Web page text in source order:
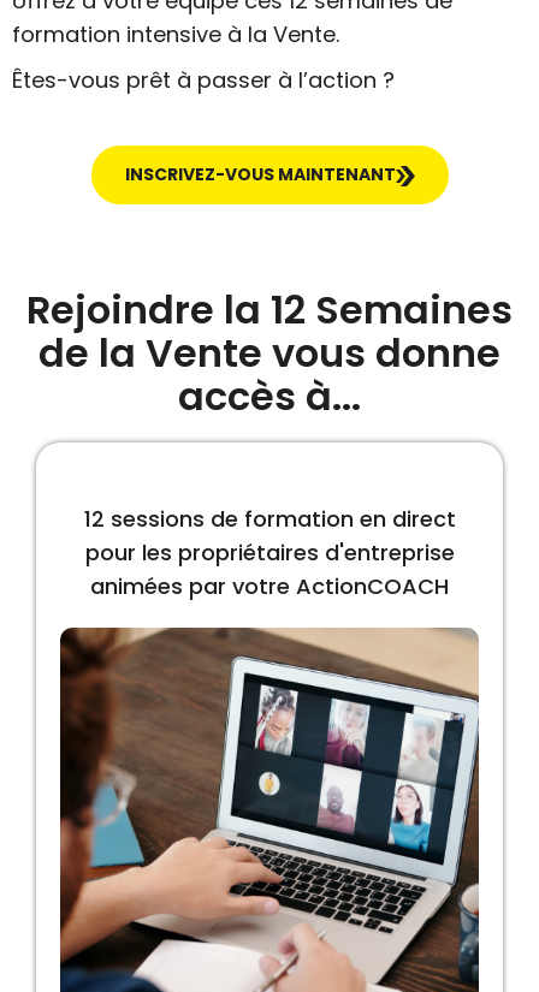
formation intensive à la Vente.
Êtes-vous prêt à passer à l’action ?
INSCRIVEZ-VOUS MAINTENANT
Rejoindre la 12 Semaines
de la Vente vous donne
accès à...
12 sessions de formation en direct
pour les propriétaires d'entreprise
animées par votre ActionCOACH